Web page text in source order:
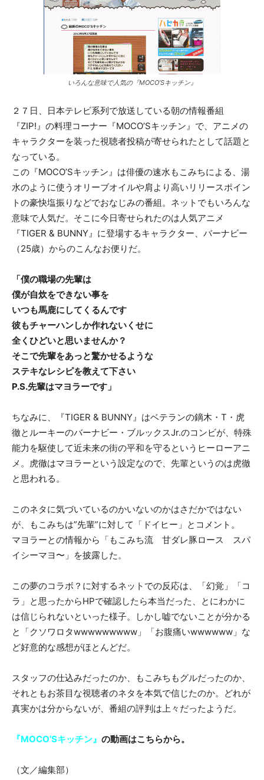
いろんな意味で人気の『MOCO’Sキッチン』
２７日、日本テレビ系列で放送している朝の情報番組
『ZIP!』の料理コーナー『MOCO’Sキッチン』で、アニメの
キャラクターを装った視聴者投稿が寄せられたとして話題と
なっている。
この『MOCO’Sキッチン』は俳優の速水もこみちによる、湯
水のように使うオリーブオイルや肩より高いリリースポイン
トの豪快塩振りなどでおなじみの番組。ネットでもいろんな
意味で人気だ。そこに今日寄せられたのは人気アニメ
『TIGER & BUNNY』に登場するキャラクター、バーナビー
（25歳）からのこんなお便りだ。
「僕の職場の先輩は
僕が自炊をできない事を
いつも馬鹿にしてくるんです
彼もチャーハンしか作れないくせに
全くひどいと思いませんか？
そこで先輩をあっと驚かせるような
ステキなレシピを教えて下さい
P.S.先輩はマヨラーです」
ちなみに、『TIGER & BUNNY』はベテランの鏑木・T・虎
徹とルーキーのバーナビー・ブルックスJr.のコンビが、特殊
能力を駆使して近未来の街の平和を守るというヒーローアニ
メ。虎徹はマヨラーという設定なので、先輩というのは虎徹
と思われる。
このネタに気づいているのかいないのかはさだかではない
が、もこみちは”先輩”に対して「ドイヒー」とコメント。
マヨラーとの情報から「もこみち流 甘ダレ豚ロース スパ
イシーマヨ〜」を披露した。
この夢のコラボ？に対するネットでの反応は、「幻覚」「コ
ラ」と思ったからHPで確認したら本当だった、とにわかに
は信じられないといった様子。しかし嘘でないことが分かる
と「クソワロタwwwwwwwww」「お腹痛いwwwwww」な
ど好意的な感想がほとんどだ。
スタッフの仕込みだったのか、もこみちもグルだったのか、
それともお茶目な視聴者のネタを本気で信じたのか。どれが
真実かは分からないが、番組の評判は上々だったようだ。
『MOCO’Sキッチン』 の動画はこちらから。
（文／編集部）